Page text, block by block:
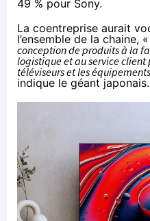
49 % pour Sony.
La coentreprise aurait
l’ensemble de la chaine, «
conception de produits à la
logistique et au service client
téléviseurs et les
indique le géant japonais.